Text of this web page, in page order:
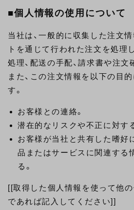
■個人情報の使用について
当社は、一般的に収集した注文
トを通じて行われた注文を処理
処理、配送の手配、請求書や注文
また、この注文情報を以下の目
す。
お客様との連絡。
潜在的なリスクや不正に対す
お客様が当社と共有した嗜好
品またはサービスに関連する
る。
[[取得した個人情報を使って他
であれば記入してください]]